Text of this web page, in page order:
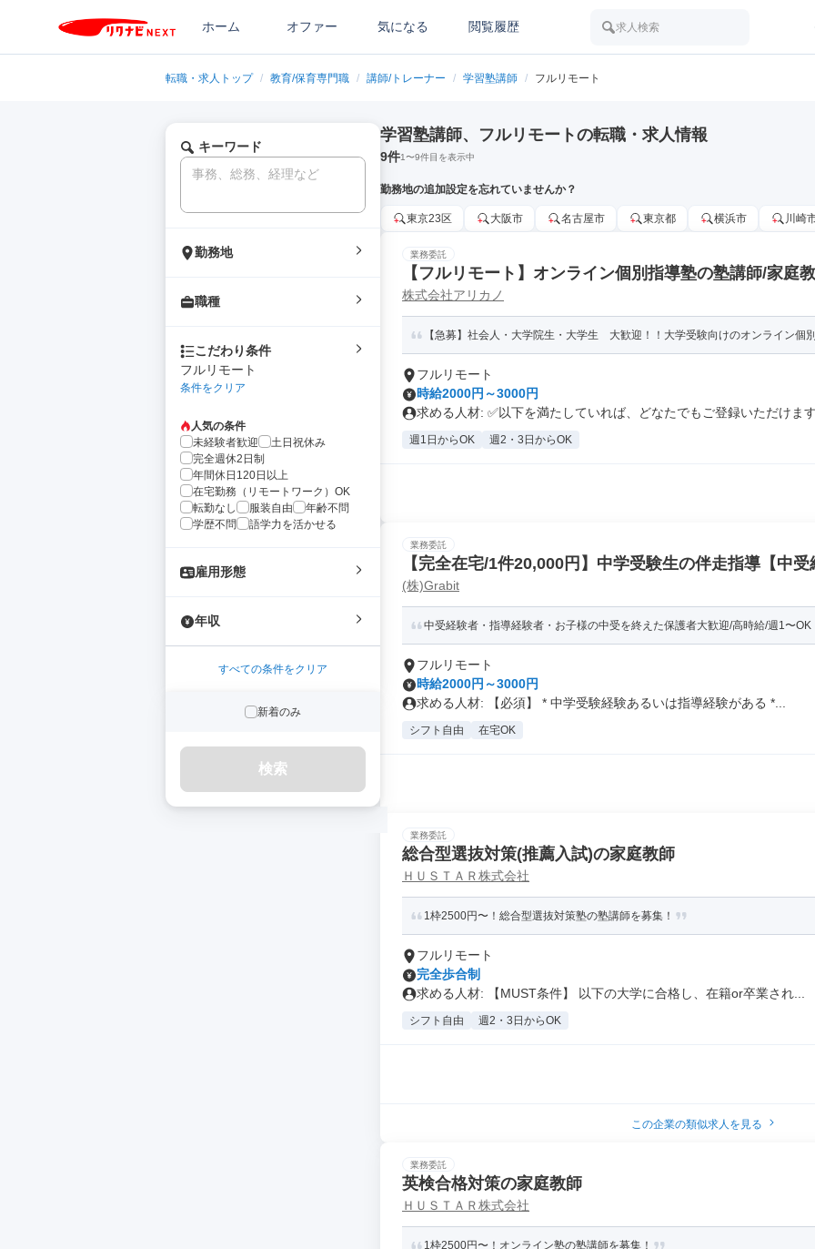
ホーム オファー 気になる 閲覧履歴 求人検索
転職・求人トップ / 教育/保育専門職 / 講師/トレーナー / 学習塾講師 / フルリモート
キーワード
勤務地
職種
こだわり条件
フルリモート
条件をクリア
人気の条件
未経験者歓迎
土日祝休み
完全週休2日制
年間休日120日以上
在宅勤務（リモートワーク）OK
転勤なし
服装自由
年齢不問
学歴不問
語学力を活かせる
雇用形態
年収
すべての条件をクリア
新着のみ
検索
学習塾講師、フルリモートの転職・求人情報
9件1〜9件目を表示中
勤務地の追加設定を忘れていませんか？
東京23区 大阪市 名古屋市 東京都 横浜市 川崎
業務委託
【フルリモート】オンライン個別指導塾の塾講師/家庭
株式会社アリカノ
【急募】社会人・大学院生・大学生 大歓迎！！大学受験向けのオンライン個
フルリモート
時給2000円～3000円
求める人材: ✅️以下を満たしていれば、どなたでもご登録いただけま
週1日からOK 週2・3日からOK
業務委託
【完全在宅/1件20,000円】中学受験生の伴走指導【中
受経験者大歓迎】
(株)Grabit
中受経験者・指導経験者・お子様の中受を終えた保護者大歓迎/高時給/週1〜
フルリモート
時給2000円～3000円
求める人材: 【必須】 * 中学受験経験あるいは指導経験がある *...
シフト自由 在宅OK
業務委託
総合型選抜対策(推薦入試)の家庭教師
ＨＵＳＴＡＲ株式会社
1枠2500円〜！総合型選抜対策塾の塾講師を募集！
フルリモート
完全歩合制
求める人材: 【MUST条件】 以下の大学に合格し、在籍or卒業され...
シフト自由 週2・3日からOK
この企業の類似求人を見る
業務委託
英検合格対策の家庭教師
ＨＵＳＴＡＲ株式会社
1枠2500円〜！オンライン塾の塾講師を募集！